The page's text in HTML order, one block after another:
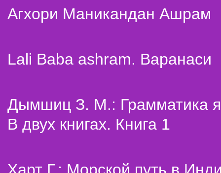
Агхори Маникандан Ашрам
Lali Baba ashram. Варанаси
Дымшиц З. М.: Грамматика
В двух книгах. Книга 1